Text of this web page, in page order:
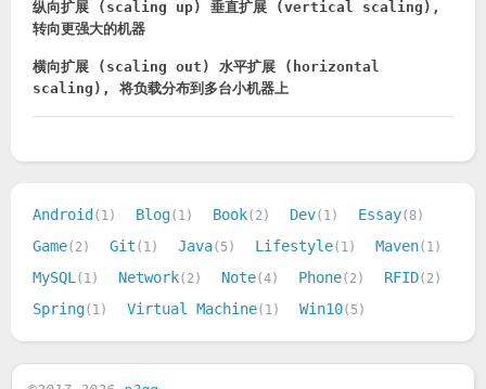
纵向扩展 (scaling up) 垂直扩展 (vertical scaling),
转向更强大的机器
横向扩展 (scaling out) 水平扩展 (horizontal
scaling), 将负载分布到多台小机器上
Android 1 Blog 1 Book 2 Dev 1 Essay 8
Game 2 Git 1 Java 5 Lifestyle 1 Maven 1
MySQL 1 Network 2 Note 4 Phone 2 RFID 2
Spring 1 Virtual Machine 1 Win10 5